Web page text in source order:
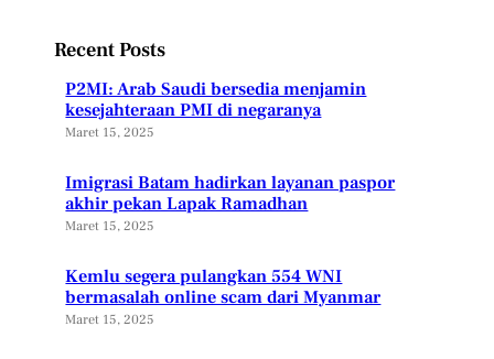
Recent Posts
P2MI: Arab Saudi bersedia menjamin
kesejahteraan PMI di negaranya
Maret 15, 2025
Imigrasi Batam hadirkan layanan paspor
akhir pekan Lapak Ramadhan
Maret 15, 2025
Kemlu segera pulangkan 554 WNI
bermasalah online scam dari Myanmar
Maret 15, 2025